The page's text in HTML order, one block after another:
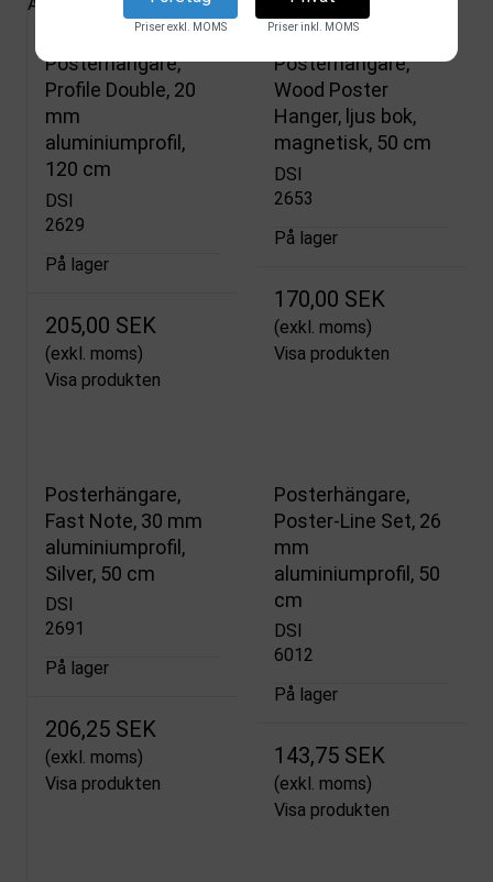
Posterhängare,
Profile Double, 20
mm
aluminiumprofil,
120 cm
DSI
2629
På lager
205,00 SEK
(exkl. moms)
Visa produkten
Posterhängare,
Wood Poster
Hanger, ljus bok,
magnetisk, 50 cm
DSI
2653
På lager
170,00 SEK
(exkl. moms)
Visa produkten
Posterhängare,
Fast Note, 30 mm
aluminiumprofil,
Silver, 50 cm
DSI
2691
På lager
206,25 SEK
(exkl. moms)
Visa produkten
Posterhängare,
Poster-Line Set, 26
mm
aluminiumprofil, 50
cm
DSI
6012
På lager
143,75 SEK
(exkl. moms)
Visa produkten
Priser exkl. MOMS Priser inkl. MOMS